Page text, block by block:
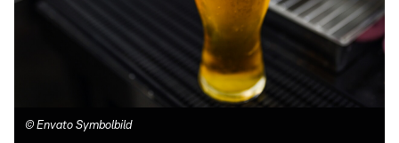
© Envato Symbolbild